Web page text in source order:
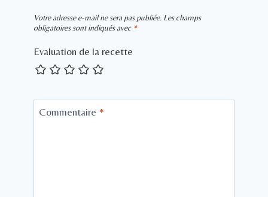
Votre adresse e-mail ne sera pas publiée. Les champs
obligatoires sont indiqués avec *
Evaluation de la recette
Commentaire *